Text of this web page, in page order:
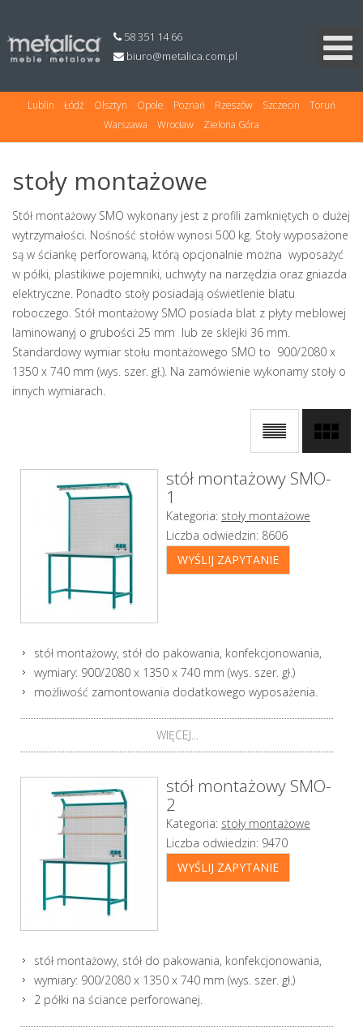
58 351 14 66
Lublin
Łódź Olsztyn Opole Poznań Rzeszów Szczecin
Toruń
Warszawa
Wrocław Zielona Góra
stoły montażowe
Stół montażowy SMO wykonany jest z profili zamkniętych o dużej
wytrzymałości. Nośność stołów wynosi 500 kg. Stoły wyposażone
są w ściankę perforowaną, którą opcjonalnie można wyposażyć
w półki, plastikiwe pojemniki, uchwyty na narzędzia oraz gniazda
elektryczne. Ponadto stoły posiadają oświetlenie blatu
roboczego. Stół montażowy SMO posiada blat z płyty meblowej
laminowanyj o grubości 25 mm lub ze sklejki 36 mm.
Standardowy wymiar stołu montażowego SMO to 900/2080 x
1350 x 740 mm (wys. szer. gł.). Na zamówienie wykonamy stoły o
innych wymiarach.
stół montażowy SMO-
1
Kategoria: stoły montażowe
Liczba odwiedzin: 8606
WYŚLIJ ZAPYTANIE
stół montażowy, stół do pakowania, konfekcjonowania,
wymiary: 900/2080 x 1350 x 740 mm (wys. szer. gł.)
możliwość zamontowania dodatkowego wyposażenia.
WIĘCEJ...
stół montażowy SMO-
2
Kategoria: stoły montażowe
Liczba odwiedzin: 9470
WYŚLIJ ZAPYTANIE
stół montażowy, stół do pakowania, konfekcjonowania,
wymiary: 900/2080 x 1350 x 740 mm (wys. szer. gł.)
2 półki na ściance perforowanej.